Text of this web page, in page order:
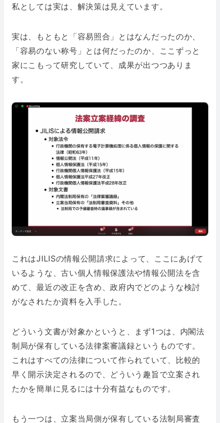
私としては実は、解決策は見えています。
実は、もともと「容易照合」とはなんだったのか、
「容易のない称号」とは何だったのか、ここずっと
家にこもって研究していて、成果が出つつありま
す。
これはJILISの情報公開請求によって、ここにあげて
いるような、古い個人情報保護法や情報公開法を含
めて、最近の改正を含め、政府内でどのような検討
がなされたか資料を入手した。
どういう文書が対象かというと、まず1つは、内閣法
制局が保有している法律案審議録というものです。
これはすべての法律について作られていて、比較的
早く開示決定されるので、どういう趣旨で立案され
たかを簡単に見るには十分有益なものです。
もう一つは、立案当局側が保有している法制局審査